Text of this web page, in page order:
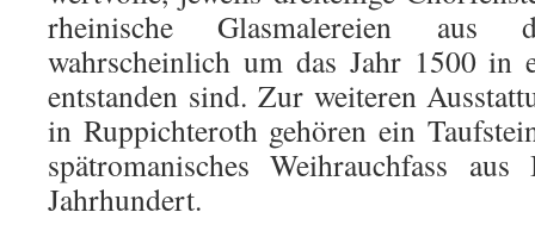
rheinische Glasmalereien
wahrscheinlich um das Jahr 1500 in
entstanden sind. Zur weiteren
in Ruppichteroth gehören ein
spätromanisches Weihrauchfass
Jahrhundert.